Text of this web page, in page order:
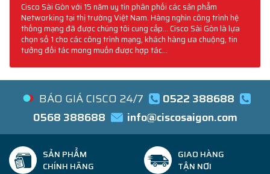
Cisco Sài Gòn với 15 năm uy tín phân phối các sản phẩm
Networking tại thị trường Việt Nam. Hàng nghìn công trình hệ
thống mạng đã được chúng tôi cung cấp... Cisco Sài Gòn là lựa
chọn số 1 cho các công trình mạng, khách hàng ưa chuộng, tin
tưởng đối tác mong muốn được hợp tác...
BÁO GIÁ CISCO 24/7
0522 388688
0568 388688
info@ciscosaigon.com
SẢN PHẨM
CHÍNH HÃNG
GIAO HÀNG
TẬN NƠI